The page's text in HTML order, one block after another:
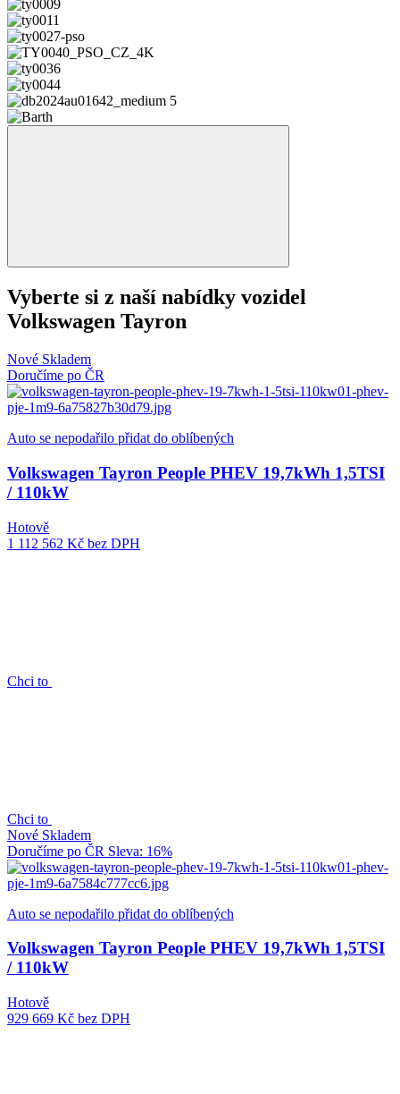
Vyberte si z naší nabídky vozidel
Volkswagen Tayron
Nové Skladem
Doručíme po ČR
Auto se nepodařilo přidat do oblíbených
Volkswagen Tayron People PHEV 19,7kWh 1,5TSI
/ 110kW
Hotově
1 112 562 Kč bez DPH
Chci to
Chci to
Nové Skladem
Doručíme po ČR Sleva: 16%
Auto se nepodařilo přidat do oblíbených
Volkswagen Tayron People PHEV 19,7kWh 1,5TSI
/ 110kW
Hotově
929 669 Kč bez DPH